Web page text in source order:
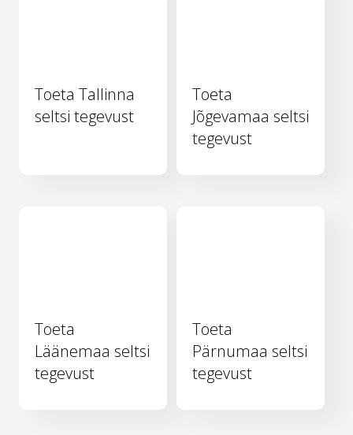
Toeta Tallinna
seltsi tegevust
Toeta
Jõgevamaa seltsi
tegevust
Toeta
Läänemaa seltsi
tegevust
Toeta
Pärnumaa seltsi
tegevust